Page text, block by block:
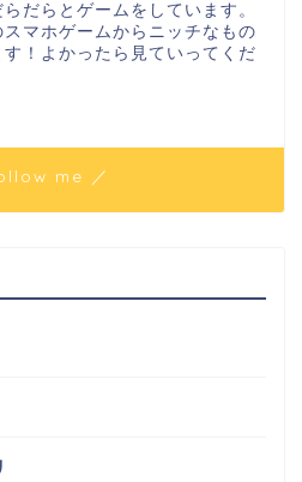
だらとゲームをしています。
マホゲームからニッチなもの
！よかったら見ていってくだ
me ／